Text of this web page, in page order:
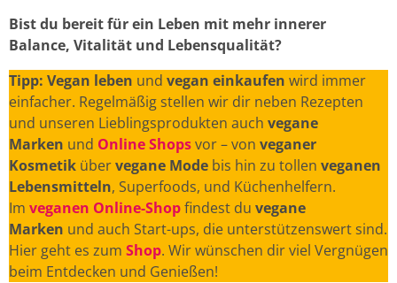
Bist du bereit für ein Leben mit mehr innerer
Balance, Vitalität und Lebensqualität?
Tipp: Vegan leben und vegan einkaufen wird immer
einfacher. Regelmäßig stellen wir dir neben Rezepten
und unseren Lieblingsprodukten auch vegane
Marken und Online Shopsvor – von veganer
Kosmetik übervegane Mode bis hin zu tollen veganen
Lebensmitteln, Superfoods, und Küchenhelfern.
Im veganen Online-Shopfindest du vegane
Marken und auch Start-ups, die unterstützenswert sind.
Hier geht es zum Shop. Wir wünschen dir viel Vergnügen
beim Entdecken und Genießen!